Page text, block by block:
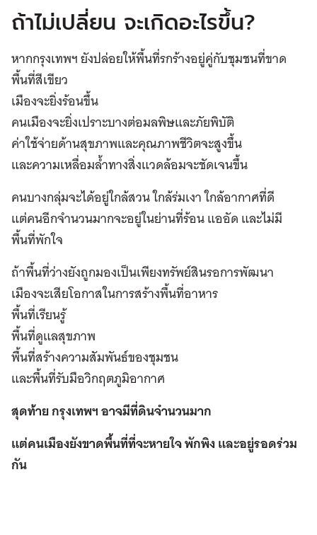
ถ้าไม่เปลี่ยน จะเกิดอะไรขึ้น?
หากกรุงเทพฯ ยังปล่อยให้พื้นที่รกร้างอยู่คู่กับชุมชนที่ขาด
พื้นที่สีเขียว
เมืองจะยิ่งร้อนขึ้น
คนเมืองจะยิ่งเปราะบางต่อมลพิษและภัยพิบัติ
ค่าใช้จ่ายด้านสุขภาพและคุณภาพชีวิตจะสูงขึ้น
และความเหลื่อมล้ำทางสิ่งแวดล้อมจะชัดเจนขึ้น
คนบางกลุ่มจะได้อยู่ใกล้สวน ใกล้ร่มเงา ใกล้อากาศที่ดี
แต่คนอีกจำนวนมากจะอยู่ในย่านที่ร้อน แออัด และไม่มี
พื้นที่พักใจ
ถ้าพื้นที่ว่างยังถูกมองเป็นเพียงทรัพย์สินรอการพัฒนา
เมืองจะเสียโอกาสในการสร้างพื้นที่อาหาร
พื้นที่เรียนรู้
พื้นที่ดูแลสุขภาพ
พื้นที่สร้างความสัมพันธ์ของชุมชน
และพื้นที่รับมือวิกฤตภูมิอากาศ
สุดท้าย กรุงเทพฯ อาจมีที่ดินจำนวนมาก
แต่คนเมืองยังขาดพื้นที่ที่จะหายใจ พักพิง และอยู่รอดร่วม
กัน